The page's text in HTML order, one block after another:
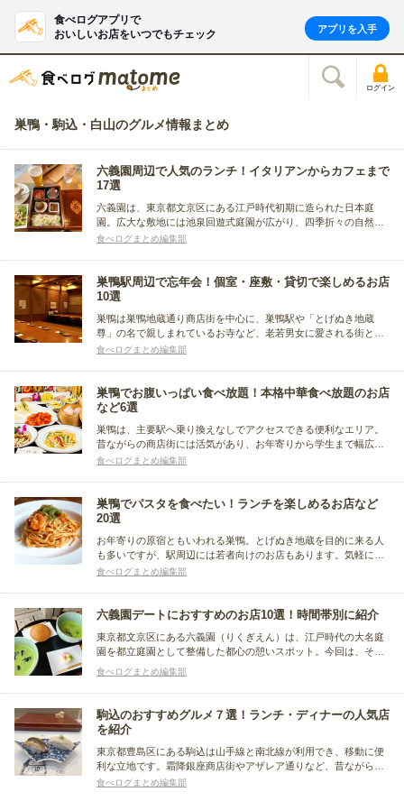
食べログアプリで
おいしいお店をいつでもチェック
アプリを入手
ログイン
巣鴨・駒込・白山のグルメ情報まとめ
六義園周辺で人気のランチ！イタリアンからカフェまで
17選
六義園は、東京都文京区にある江戸時代初期に造られた日本庭
園。広大な敷地には池泉回遊式庭園が広がり、四季折々の自然美
を楽しめ、歴史的建造物と自然が調和した都心のオアシスとして
とめました。
食べログまとめ編集部
巣鴨駅周辺で忘年会！個室・座敷・貸切で楽しめるお店
10選
巣鴨は巣鴨地蔵通り商店街を中心に、巣鴨駅や「とげぬき地蔵
尊」の名で親しまれているお寺など、老若男女に愛される街とし
て有名です。うなぎや焼き鳥、煮込み料理など、地元で古くから
ました。
食べログまとめ編集部
巣鴨でお腹いっぱい食べ放題！本格中華食べ放題のお店
など6選
巣鴨は、主要駅へ乗り換えなしでアクセスできる便利なエリア。
昔ながらの商店街には活気があり、お年寄りから学生まで幅広い
年代の方で賑わっています。そんな巣鴨駅周辺で、本格中華の食
食べログまとめ編集部
巣鴨でパスタを食べたい！ランチを楽しめるお店など
20選
お年寄りの原宿ともいわれる巣鴨。とげぬき地蔵を目的に来る人
も多いですが、駅周辺には若者向けのお店もあります。気軽に入
れるカジュアルなグルメ店も多く、パスタが美味しいお店もたく
食べログまとめ編集部
六義園デートにおすすめのお店10選！時間帯別に紹介
東京都文京区にある六義園（りくぎえん）は、江戸時代の大名庭
園を都立庭園として整備した都心の憩いスポット。今回は、その
六義園内と六義園周辺でデートにおすすめのお店をまとめまし
た。ティータイム、ランチ、ディナーとシーン別に紹介している
ので、デートを計画している人はぜひチェックしてください。
食べログまとめ編集部
駒込のおすすめグルメ７選！ランチ・ディナーの人気店
を紹介
東京都豊島区にある駒込は山手線と南北線が利用でき、移動に便
利な立地です。霜降銀座商店街やアザレア通りなど、昔ながらの
風景が今でも残る、情緒あふれる街並みが特徴です。今回はそん
食べログまとめ編集部